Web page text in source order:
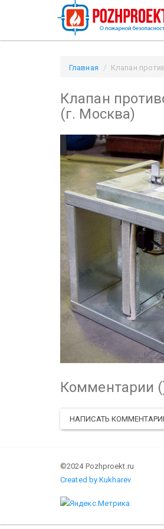
Главная Клапан
Клапан
(г. Москва)
Комментарии (
НАПИСАТЬ
©2024 Pozhproekt.ru
Created by Kukharev